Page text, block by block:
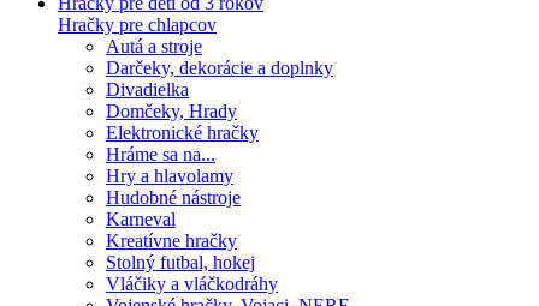
Hračky pre chlapcov
Autá a stroje
Darčeky, dekorácie a doplnky
Divadielka
Domčeky, Hrady
Elektronické hračky
Hráme sa na...
Hry a hlavolamy
Hudobné nástroje
Karneval
Kreatívne hračky
Stolný futbal, hokej
Vláčiky a vláčkodráhy